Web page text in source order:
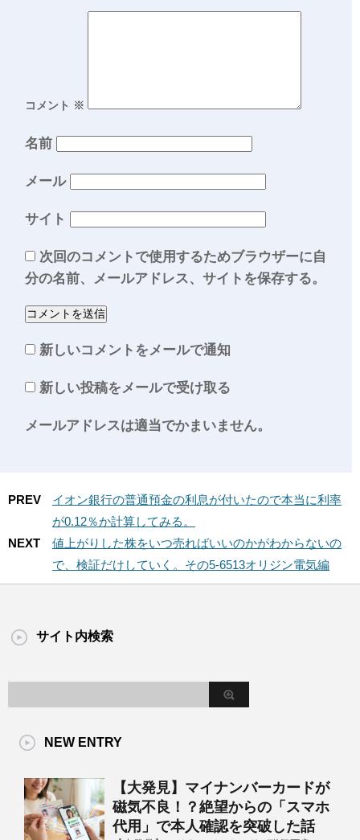
コメント ※
名前
メール
サイト
次回のコメントで使用するためブラウザーに自
分の名前、メールアドレス、サイトを保存する。
新しいコメントをメールで通知
新しい投稿をメールで受け取る
メールアドレスは適当でかまいません。
PREV
イオン銀行の普通預金の利息が付いたので本当に利率
が0.12％か計算してみる。
NEXT
値上がりした株をいつ売ればいいのかがわからないの
で、検証だけしていく。その5-6513オリジン電気編
サイト内検索
NEW ENTRY
【大発見】マイナンバーカードが
磁気不良！？絶望からの「スマホ
代用」で本人確認を突破した話